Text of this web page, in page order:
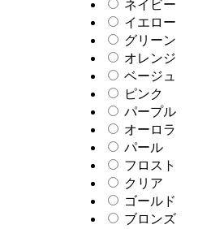
ネイビー
イエロー
グリーン
オレンジ
ベージュ
ピンク
パープル
オーロラ
パール
フロスト
クリア
ゴールド
ブロンズ